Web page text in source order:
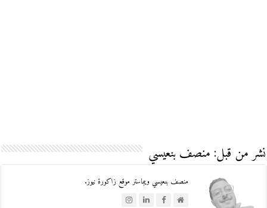
نشر من قبل: منصف بنعيسي
منصف بنعيسي ويبماستر موقع زاكورة نيوز.